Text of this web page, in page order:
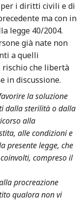
i diritti civili e di
ma con in
legge 40/2004.
già nate non
a quelli
rischio che libertà
in discussione.
la soluzione
dalla sterilità o dalla
alla
alle condizioni e
presente legge, che
compreso il
procreazione
qualora non vi